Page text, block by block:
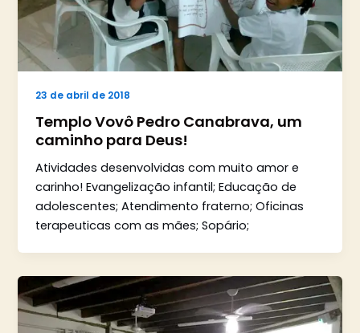
23 de abril de 2018
Templo Vovô Pedro Canabrava, um
caminho para Deus!
Atividades desenvolvidas com muito amor e
carinho! Evangelização infantil; Educação de
adolescentes; Atendimento fraterno; Oficinas
terapeuticas com as mães; Sopário;